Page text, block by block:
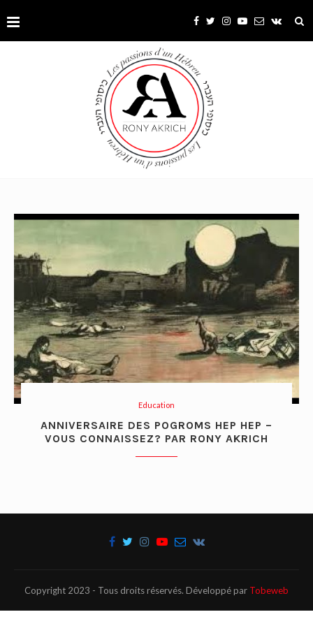
Education
ANNIVERSAIRE DES POGROMS HEP HEP –
VOUS CONNAISSEZ? PAR RONY AKRICH
Copyright 2023 - Tous droits réservés. Développé par Tobeweb